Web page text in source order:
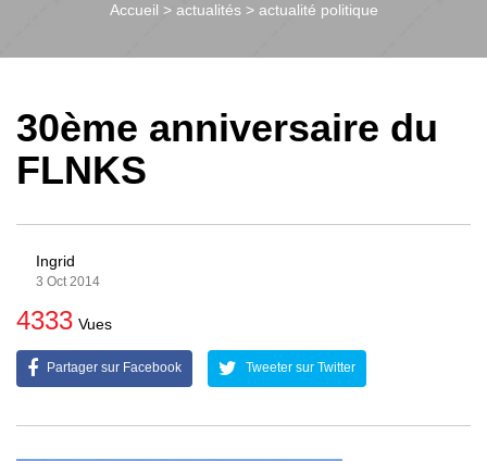
Accueil >actualités > actualité politique
30ème anniversaire du
FLNKS
Ingrid
3 Oct 2014
4333 Vues
Partager sur Facebook Tweeter sur Twitter